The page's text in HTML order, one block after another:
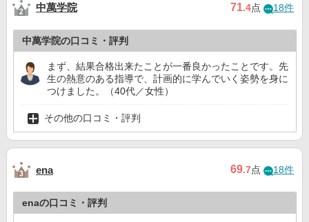
中萬学院 71.4点 18件
中萬学院の口コミ・評判
まず、結果合格出来たことが一番良かったことです。先
生の熱意のある指導で、計画的に学んでいく姿勢を身に
つけました。（40代／女性）
その他の口コミ・評判
ena 69.7点 18件
enaの口コミ・評判